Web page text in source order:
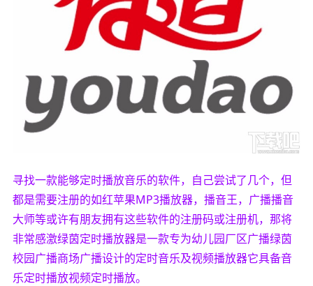
寻找一款能够定时播放音乐的软件，自己尝试了几个，但
都是需要注册的如红苹果MP3播放器，播音王，广播播音
大师等或许有朋友拥有这些软件的注册码或注册机，那将
非常感激绿茵定时播放器是一款专为幼儿园厂区广播绿茵
校园广播商场广播设计的定时音乐及视频播放器它具备音
乐定时播放视频定时播放。